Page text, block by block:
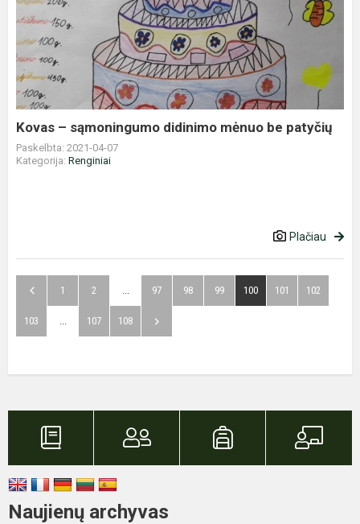
–
sąmoningumo
didinimo
mėnuo
be
patyčių
Kovas – sąmoningumo didinimo mėnuo be patyčių
Paskelbta: 2021-04-07
Kategorija: Renginiai
Plačiau
1 2 ... 97 98 99 100 101 102
103 ... 107 108
Naujienų archyvas